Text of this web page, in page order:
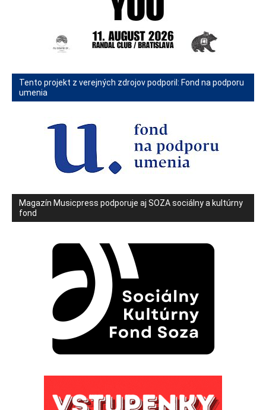
Tento projekt z verejných zdrojov podporil: Fond na podporu
umenia
Magazín Musicpress podporuje aj SOZA sociálny a kultúrny
fond